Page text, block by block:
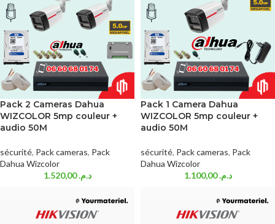
Pack 2 Cameras Dahua
WIZCOLOR 5mp couleur +
audio 50M
sécurité, Pack cameras, Pack
Dahua Wizcolor
د.م.1.520,00
Pack 1 Camera Dahua
WIZCOLOR 5mp couleur +
audio 50M
sécurité, Pack cameras, Pack
Dahua Wizcolor
د.م.1.100,00